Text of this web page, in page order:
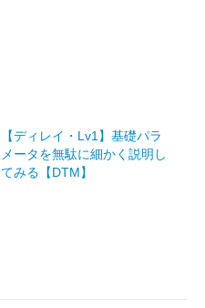
【ディレイ・Lv1】基礎パラ
メータを無駄に細かく説明し
てみる【DTM】